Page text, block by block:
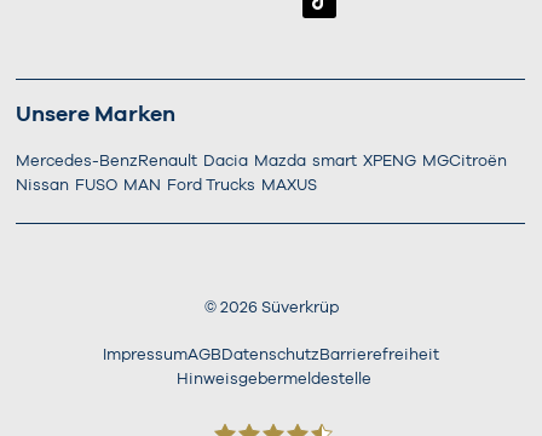
Unsere Marken
Mercedes-Benz Renault Dacia Mazda smart XPENG MGCitroën
Nissan FUSO MAN Ford Trucks MAXUS
© 2026Süverkrüp
ImpressumAGB Datenschutz Barrierefreiheit
Hinweisgebermeldestelle